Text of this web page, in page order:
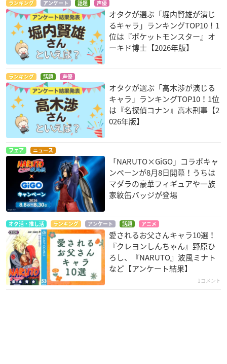
ランキング アンケート 話題 声優
オタクが選ぶ「堀内賢雄が演じ
るキャラ」ランキングTOP10！1
位は『ポケットモンスター』オ
ーキド博士【2026年版】
ランキング 話題 声優
オタクが選ぶ「高木渉が演じる
キャラ」ランキングTOP10！1位
は『名探偵コナン』高木刑事【2
026年版】
フェア ニュース
「NARUTO×GiGO」コラボキャ
ンペーンが8月8日開幕！うちは
マダラの豪華フィギュアや一族
家紋缶バッジが登場
オタ活・推し活 ランキング アンケート 話題 アニメ
愛されるお父さんキャラ10選！
『クレヨンしんちゃん』野原ひ
ろし、『NARUTO』波風ミナト
など【アンケート結果】
1コメント